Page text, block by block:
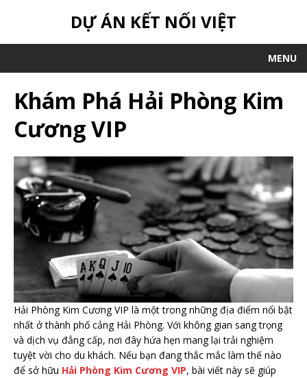
DỰ ÁN KẾT NỐI VIỆT
MENU
Khám Phá Hải Phòng Kim
Cương VIP
Hải Phòng Kim Cương VIP là một trong những địa điểm nổi bật
nhất ở thành phố cảng Hải Phòng. Với không gian sang trọng
và dịch vụ đẳng cấp, nơi đây hứa hẹn mang lại trải nghiệm
tuyệt vời cho du khách. Nếu bạn đang thắc mắc làm thế nào
để sở hữu Hải Phòng Kim Cương VIP, bài viết này sẽ giúp